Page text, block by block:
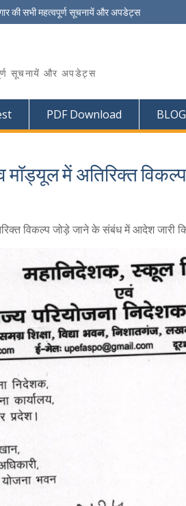
की सभी महत्वपूर्ण सूचनायें और अपडेट्स
सूचनायें और अपडेट्स
PDF Download BLOG
मॉड्यूल में अतिरिक्त
विकल्प जोड़े जाने के संबंध में आदेश जारी